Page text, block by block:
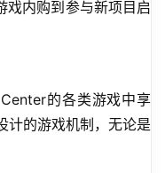
戏内购到参与新项目启
的各类游戏中享
计的游戏机制，无论是